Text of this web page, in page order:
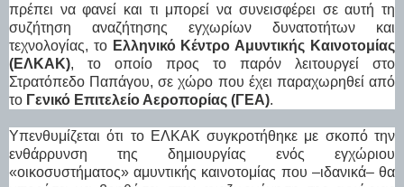
πρέπει να φανεί και τι μπορεί να συνεισφέρει σε αυτή τη
συζήτηση αναζήτησης εγχωρίων δυνατοτήτων και
τεχνολογίας, το Ελληνικό Κέντρο Αμυντικής Καινοτομίας
(ΕΛΚΑΚ), το οποίο προς το παρόν λειτουργεί στο
Στρατόπεδο Παπάγου, σε χώρο που έχει παραχωρηθεί από
το Γενικό Επιτελείο Αεροπορίας (ΓΕΑ).
Υπενθυμίζεται ότι το ΕΛΚΑΚ συγκροτήθηκε με σκοπό την
ενθάρρυνση της δημιουργίας ενός εγχώριου
«οικοσυστήματος» αμυντικής καινοτομίας που –ιδανικά– θα